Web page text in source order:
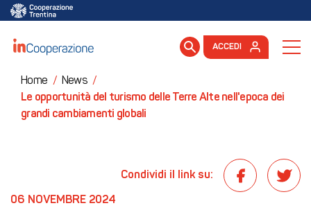
ACCEDI
Home / News /
Le opportunità del turismo delle Terre Alte nell'epoca dei
grandi cambiamenti globali
06 NOVEMBRE 2024
Condividi il link su: